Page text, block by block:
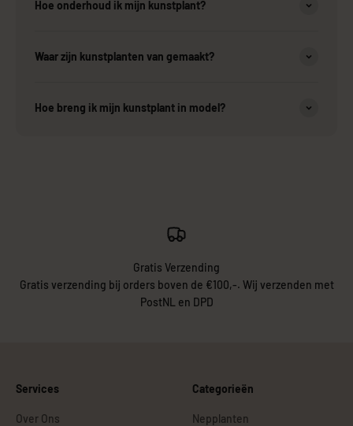
Hoe onderhoud ik mijn kunstplant?
Waar zijn kunstplanten van gemaakt?
Hoe breng ik mijn kunstplant in model?
Gratis Verzending
Gratis verzending bij orders boven de €100,-. Wij verzenden met
PostNL en DPD
Services
Over Ons
Categorieën
Nepplanten